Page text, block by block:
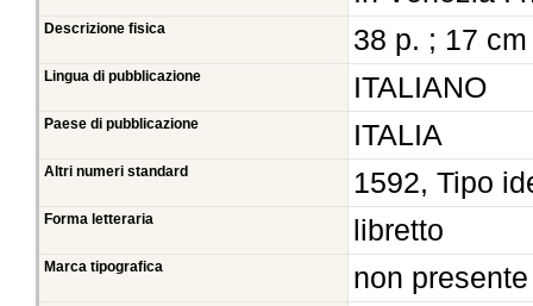
Descrizione fisica 38 p. ; 17 cm
Lingua di pubblicazione ITALIANO
Paese di pubblicazione ITALIA
Altri numeri standard 1592, Tipo
Forma letteraria libretto
Marca tipografica non presente